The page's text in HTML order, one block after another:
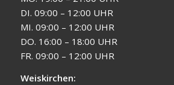
DI. 09:00 – 12:00 UHR
MI. 09:00 – 12:00 UHR
DO. 16:00 – 18:00 UHR
FR. 09:00 – 12:00 UHR
Weiskirchen: